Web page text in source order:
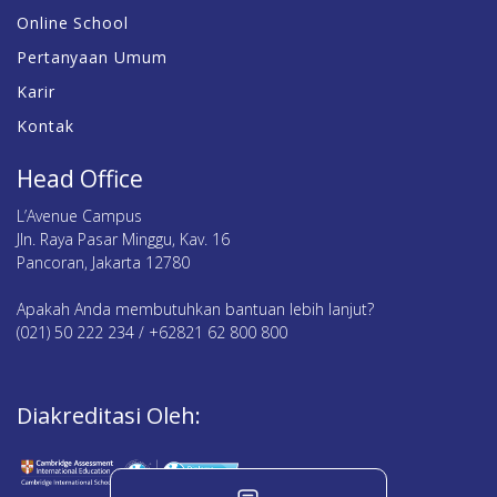
Online School
Pertanyaan Umum
Karir
Kontak
Head Office
L’Avenue Campus
Jln. Raya Pasar Minggu, Kav. 16
Pancoran, Jakarta 12780
Apakah Anda membutuhkan bantuan lebih lanjut?
(021) 50 222 234 / +62821 62 800 800
Diakreditasi Oleh: